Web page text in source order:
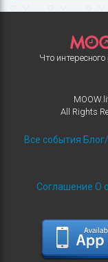
Что
All Rights
Все события
Соглашение О